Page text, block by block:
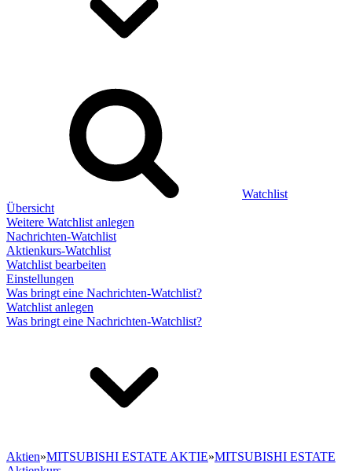
Watchlist
Übersicht
Weitere Watchlist anlegen
Nachrichten-Watchlist
Aktienkurs-Watchlist
Watchlist bearbeiten
Einstellungen
Was bringt eine Nachrichten-Watchlist?
Watchlist anlegen
Was bringt eine Nachrichten-Watchlist?
Aktien»MITSUBISHI ESTATE AKTIE»MITSUBISHI ESTATE